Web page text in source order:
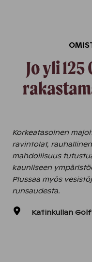
Jo yli
Korkeatasoinen
ravintolat,
mahdollisuus
kauniiseen
Plussaa myös
runsaudesta.
Katinkullan